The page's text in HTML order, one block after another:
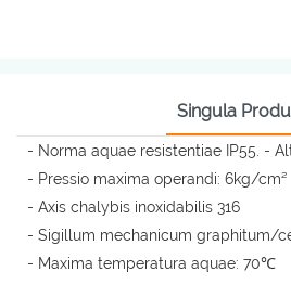
Singula
- Norma aquae resistentiae IP55. -
- Pressio maxima operandi: 6kg/cm²
- Axis chalybis inoxidabilis 316
- Sigillum mechanicum graphitum/
- Maxima temperatura aquae: 70℃